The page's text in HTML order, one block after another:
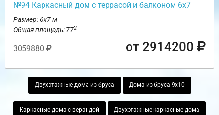
№94 Каркасный дом с террасой и балконом 6х7
Размер: 6х7 м
Общая площадь: 772
3059880 от 2914200
Двухэтажные дома из бруса Дома из бруса 9х10
Каркасные дома с верандой Двухэтажные каркасные дома